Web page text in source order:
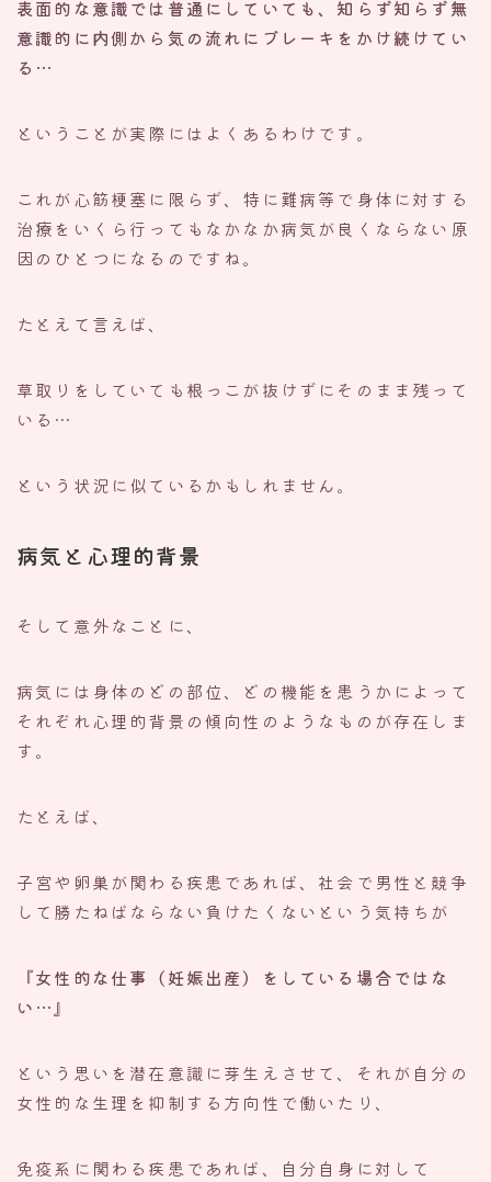
表面的な意識では普通にしていても、知らず知らず無
意識的に内側から気の流れにブレーキをかけ続けてい
る…
ということが実際にはよくあるわけです。
これが心筋梗塞に限らず、特に難病等で身体に対する
治療をいくら行ってもなかなか病気が良くならない原
因のひとつになるのですね。
たとえて言えば、
草取りをしていても根っこが抜けずにそのまま残って
いる…
という状況に似ているかもしれません。
病気と心理的背景
そして意外なことに、
病気には身体のどの部位、どの機能を患うかによって
それぞれ心理的背景の傾向性のようなものが存在しま
す。
たとえば、
子宮や卵巣が関わる疾患であれば、社会で男性と競争
して勝たねばならない負けたくないという気持ちが
『女性的な仕事（妊娠出産）をしている場合ではな
い…』
という思いを潜在意識に芽生えさせて、それが自分の
女性的な生理を抑制する方向性で働いたり、
免疫系に関わる疾患であれば、自分自身に対して